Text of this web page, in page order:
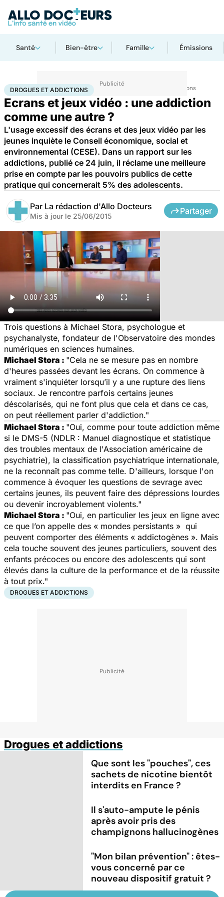
Santé Bien-être Famille Émissions
AccueilSantéMaladiesDrogues et addictions Drogues et addictions
DROGUES ET ADDICTIONS
Ecrans et jeux vidéo : une addiction
comme une autre ?
L'usage excessif des écrans et des jeux vidéo par les
jeunes inquiète le Conseil économique, social et
environnemental (CESE). Dans un rapport sur les
addictions, publié ce 24 juin, il réclame une meilleure
prise en compte par les pouvoirs publics de cette
pratique qui concernerait 5% des adolescents.
Par La rédaction d'Allo Docteurs
Mis à jour le 25/06/2015
Partager
Trois questions à Michael Stora, psychologue et
psychanalyste, fondateur de l'Observatoire des mondes
numériques en sciences humaines.
Michael Stora : "Cela ne se mesure pas en nombre
d'heures passées devant les écrans. On commence à
vraiment s'inquiéter lorsqu’il y a une rupture des liens
sociaux. Je rencontre parfois certains jeunes
déscolarisés, qui ne font plus que cela et dans ce cas,
on peut réellement parler d'addiction."
Michael Stora : "Oui, comme pour toute addiction même
si le DMS-5 (NDLR : Manuel diagnostique et statistique
des troubles mentaux de l'Association américaine de
psychiatrie), la classification psychiatrique internationale,
ne la reconnaît pas comme telle. D'ailleurs, lorsque l'on
commence à évoquer les questions de sevrage avec
certains jeunes, ils peuvent faire des dépressions lourdes
ou devenir incroyablement violents."
Michael Stora : "Oui, en particulier les jeux en ligne avec
ce que l’on appelle des « mondes persistants » qui
peuvent comporter des éléments « addictogènes ». Mais
cela touche souvent des jeunes particuliers, souvent des
enfants précoces ou encore des adolescents qui sont
élevés dans la culture de la performance et de la réussite
à tout prix."
DROGUES ET ADDICTIONS
Drogues et addictions
Que sont les "pouches", ces
sachets de nicotine bientôt
interdits en France ?
Il s'auto-ampute le pénis
après avoir pris des
champignons hallucinogènes
"Mon bilan prévention" : êtes-
vous concerné par ce
nouveau dispositif gratuit ?